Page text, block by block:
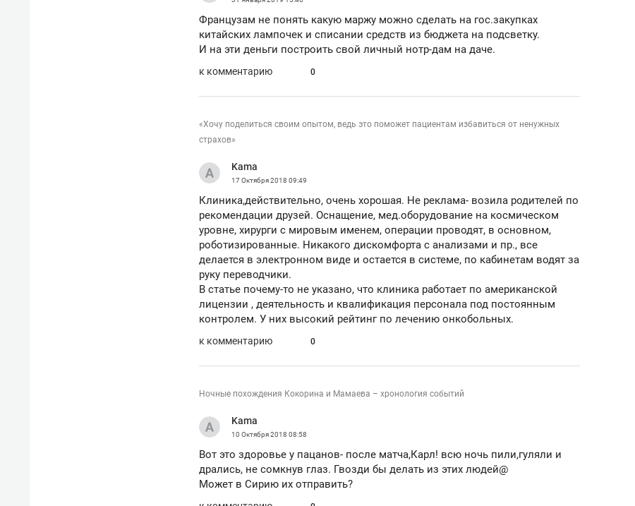
Французам не понять какую маржу можно сделать на гос.закупках
китайских лампочек и списании средств из бюджета на подсветку.
И на эти деньги построить свой личный нотр-дам на даче.
к комментарию 0
«Хочу поделиться своим опытом, ведь это поможет пациентам избавиться от ненужных
страхов»
Kama
17 Октября 2018 09:49
Клиника,действительно, очень хорошая. Не реклама- возила родителей по
рекомендации друзей. Оснащение, мед.оборудование на космическом
уровне, хирурги с мировым именем, операции проводят, в основном,
роботизированные. Никакого дискомфорта с анализами и пр., все
делается в электронном виде и остается в системе, по кабинетам водят за
руку переводчики.
В статье почему-то не указано, что клиника работает по американской
лицензии , деятельность и квалификация персонала под постоянным
контролем. У них высокий рейтинг по лечению онкобольных.
к комментарию 0
Ночные похождения Кокорина и Мамаева – хронология событий
Kama
10 Октября 2018 08:58
Вот это здоровье у пацанов- после матча,Карл! всю ночь пили,гуляли и
дрались, не сомкнув глаз. Гвозди бы делать из этих людей@
Может в Сирию их отправить?
Как ГК «МИР ГРУПП» и ВТБ
комфорта под Казанью
Рекомендуем
150 камер до квартиры и Face
ID вместо ключа: какой будет
безопасность в ЖК «Нова»
Рекомендуем
Опыт выживания в дикой